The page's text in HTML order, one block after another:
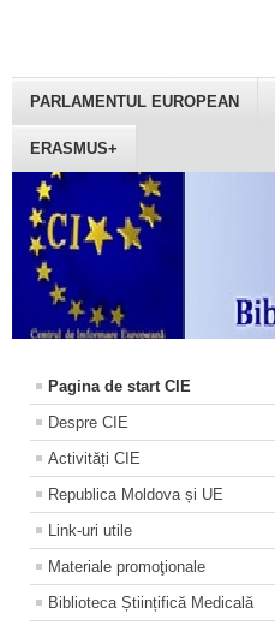
PARLAMENTUL EUROPEAN
ERASMUS+
Pagina de start CIE
Despre CIE
Activități CIE
Republica Moldova și UE
Link-uri utile
Materiale promoţionale
Biblioteca Științifică Medicală